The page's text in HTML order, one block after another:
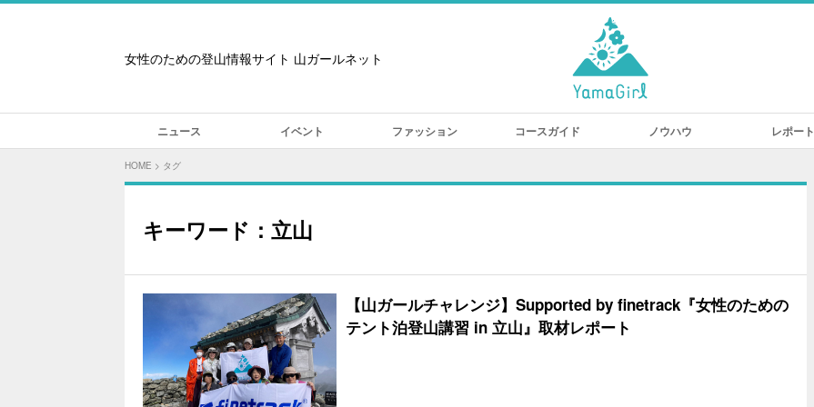
女性のための登山情報サイト 山ガールネット
ニュース イベント ファッション コースガイド ノウハウ レポート
HOME > タグ
キーワード：立山
【山ガールチャレンジ】Supported by finetrack『女性のための
テント泊登山講習 in 立山』取材レポート